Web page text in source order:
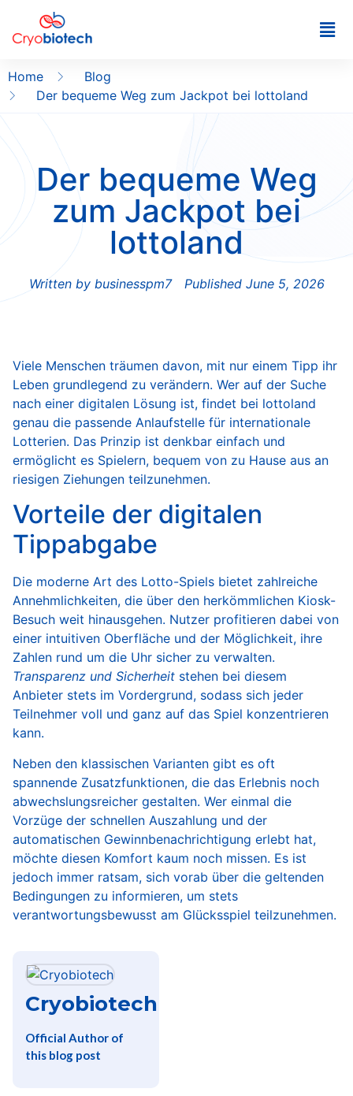
Home
Blog
Der bequeme Weg zum Jackpot bei lottoland
Der bequeme Weg
zum Jackpot bei
lottoland
Written bybusinesspm7 PublishedJune 5, 2026
Viele Menschen träumen davon, mit nur einem Tipp ihr
Leben grundlegend zu verändern. Wer auf der Suche
nach einer digitalen Lösung ist, findet bei lottoland
genau die passende Anlaufstelle für internationale
Lotterien. Das Prinzip ist denkbar einfach und
ermöglicht es Spielern, bequem von zu Hause aus an
riesigen Ziehungen teilzunehmen.
Vorteile der digitalen
Tippabgabe
Die moderne Art des Lotto-Spiels bietet zahlreiche
Annehmlichkeiten, die über den herkömmlichen Kiosk-
Besuch weit hinausgehen. Nutzer profitieren dabei von
einer intuitiven Oberfläche und der Möglichkeit, ihre
Zahlen rund um die Uhr sicher zu verwalten.
Transparenz und Sicherheit stehen bei diesem
Anbieter stets im Vordergrund, sodass sich jeder
Teilnehmer voll und ganz auf das Spiel konzentrieren
kann.
Neben den klassischen Varianten gibt es oft
spannende Zusatzfunktionen, die das Erlebnis noch
abwechslungsreicher gestalten. Wer einmal die
Vorzüge der schnellen Auszahlung und der
automatischen Gewinnbenachrichtigung erlebt hat,
möchte diesen Komfort kaum noch missen. Es ist
jedoch immer ratsam, sich vorab über die geltenden
Bedingungen zu informieren, um stets
verantwortungsbewusst am Glücksspiel teilzunehmen.
Cryobiotech
Official Author of
this blog post